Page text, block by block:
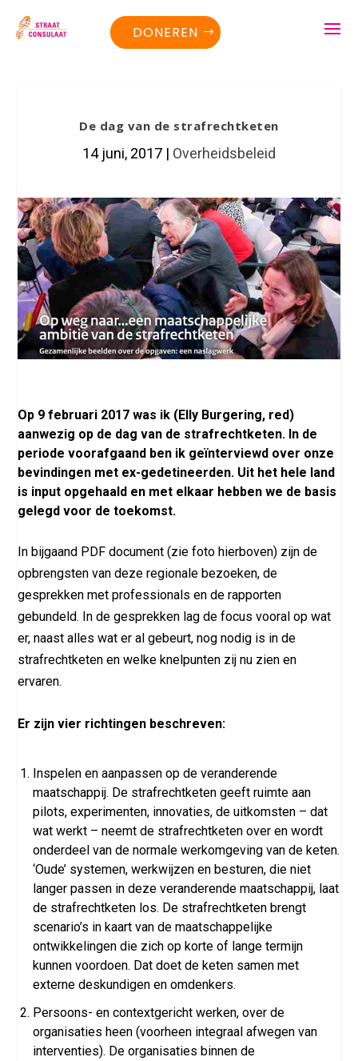
DONEREN
De dag van de strafrechtketen
14 juni, 2017 | Overheidsbeleid
Op 9 februari 2017 was ik (Elly Burgering, red)
aanwezig op de dag van de strafrechtketen. In de
periode voorafgaand ben ik geïnterviewd over onze
bevindingen met ex-gedetineerden. Uit het hele land
is input opgehaald en met elkaar hebben we de basis
gelegd voor de toekomst.
In bijgaand PDF document (zie foto hierboven) zijn de
opbrengsten van deze regionale bezoeken, de
gesprekken met professionals en de rapporten
gebundeld. In de gesprekken lag de focus vooral op wat
er, naast alles wat er al gebeurt, nog nodig is in de
strafrechtketen en welke knelpunten zij nu zien en
ervaren.
Er zijn vier richtingen beschreven:
Inspelen en aanpassen op de veranderende
maatschappij. De strafrechtketen geeft ruimte aan
pilots, experimenten, innovaties, de uitkomsten – dat
wat werkt – neemt de strafrechtketen over en wordt
onderdeel van de normale werkomgeving van de keten.
‘Oude’ systemen, werkwijzen en besturen, die niet
langer passen in deze veranderende maatschappij, laat
de strafrechtketen los. De strafrechtketen brengt
scenario’s in kaart van de maatschappelijke
ontwikkelingen die zich op korte of lange termijn
kunnen voordoen. Dat doet de keten samen met
externe deskundigen en omdenkers.
Persoons- en contextgericht werken, over de
organisaties heen (voorheen integraal afwegen van
interventies). De organisaties binnen de